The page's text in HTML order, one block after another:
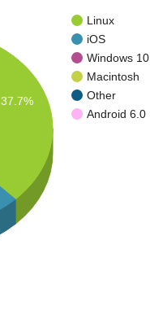
Linux
iOS
Windows 10
Macintosh
Other
Android 6.0
37.7%